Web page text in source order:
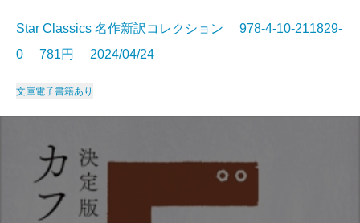
Star Classics 名作新訳コレクション 978-4-10-211829-
0 781円 2024/04/24
文庫電子書籍あり